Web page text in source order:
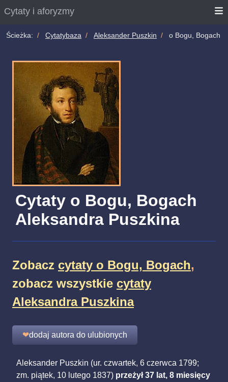
Cytaty i aforyzmy
Ścieżka: Cytatybaza Aleksander Puszkin o Bogu, Bogach
Cytaty o Bogu, Bogach
Aleksandra Puszkina
Zobacz cytaty o Bogu, Bogach,
zobacz wszystkie cytaty
Aleksandra Puszkina
❤dodaj autora do ulubionych
Aleksander Puszkin (ur. czwartek, 6 czerwca 1799;
zm. piątek, 10 lutego 1837) przeżył 37 lat, 8 miesięcy